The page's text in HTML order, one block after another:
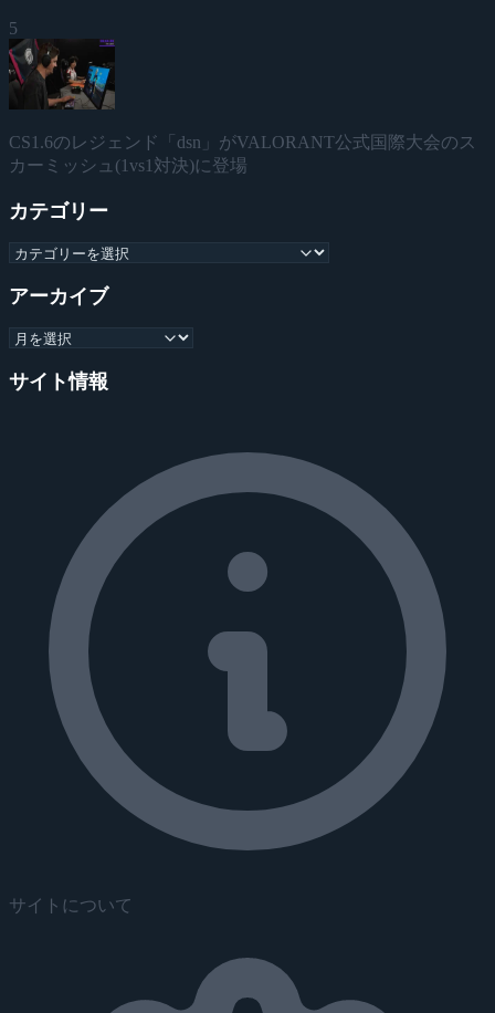
5
CS1.6のレジェンド「dsn」がVALORANT公式国際大会のス
カーミッシュ(1vs1対決)に登場
カテゴリー
アーカイブ
サイト情報
サイトについて